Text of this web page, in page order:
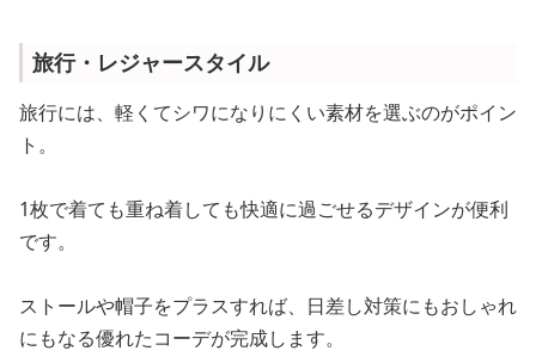
旅行・レジャースタイル
旅行には、軽くてシワになりにくい素材を選ぶのがポイン
ト。
1枚で着ても重ね着しても快適に過ごせるデザインが便利
です。
ストールや帽子をプラスすれば、日差し対策にもおしゃれ
にもなる優れたコーデが完成します。